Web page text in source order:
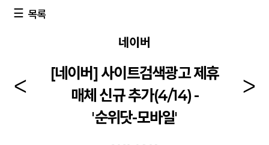
목록
네이버
[네이버] 사이트검색광고 제휴
매체 신규 추가(4/14) -
'순위닷-모바일'